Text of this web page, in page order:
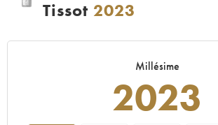
Tissot 2023
Millésime
2023